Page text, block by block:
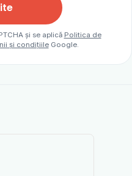
și se aplică Politica de
și condițiileGoogle.